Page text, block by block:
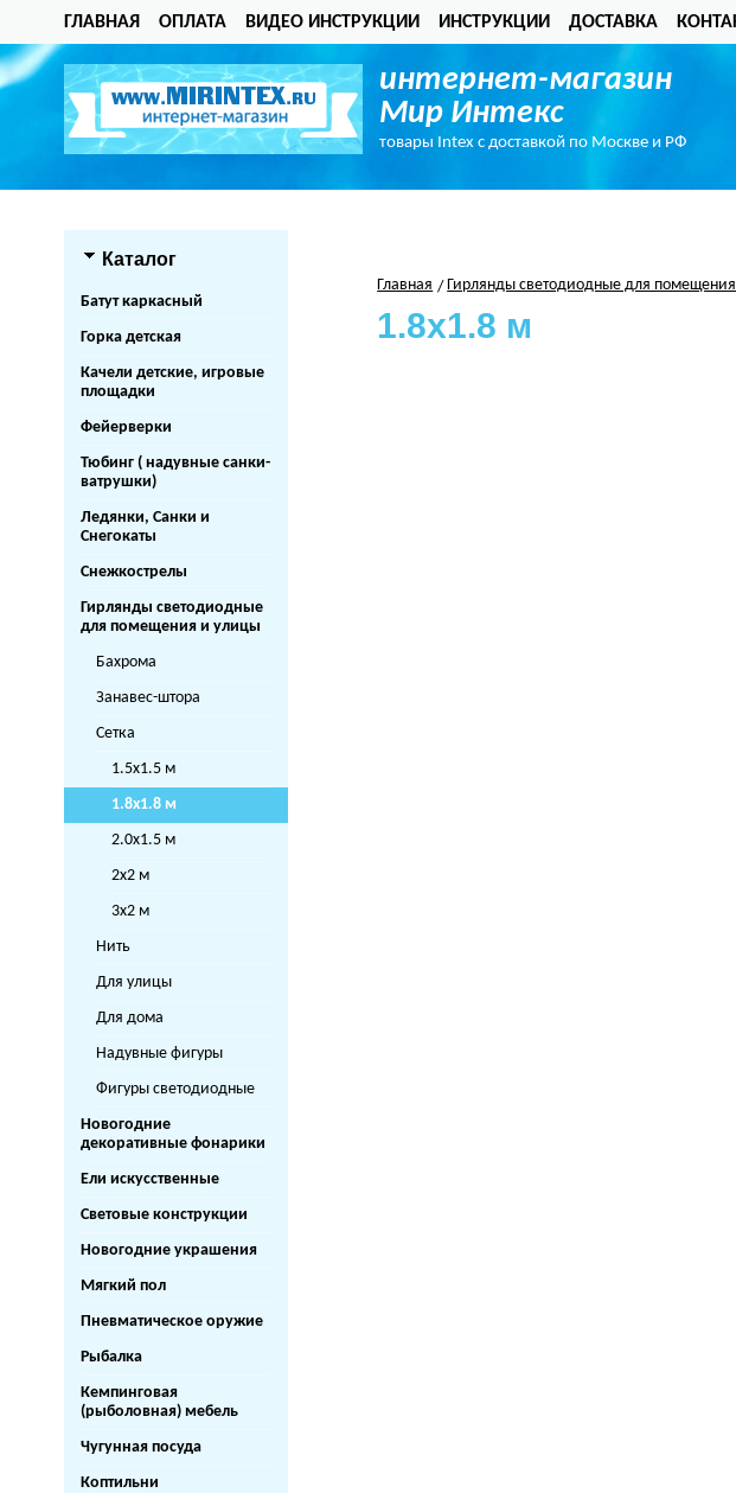
ГЛАВНАЯ ОПЛАТА ВИДЕО ИНСТРУКЦИИ ИНСТРУКЦИИ ДОСТАВКА
интернет-магазин
Мир Интекс
товары Intex с доставкой по Москве и РФ
Каталог
Батут каркасный
Горка детская
Качели детские, игровые
площадки
Фейерверки
Тюбинг ( надувные санки-
ватрушки)
Ледянки, Санки и
Снегокаты
Снежкострелы
Гирлянды светодиодные
для помещения и улицы
Бахрома
Занавес-штора
Сетка
1.5х1.5 м
1.8х1.8 м
2.0х1.5 м
2х2 м
3х2 м
Нить
Для улицы
Для дома
Надувные фигуры
Фигуры светодиодные
Новогодние
декоративные фонарики
Ели искусственные
Световые конструкции
Новогодние украшения
Мягкий пол
Пневматическое оружие
Рыбалка
Кемпинговая
(рыболовная) мебель
Чугунная посуда
Коптильни
Главная Гирлянды светодиодные для
1.8х1.8 м